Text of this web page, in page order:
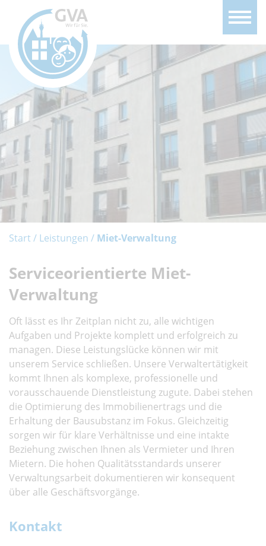
Start Leistungen Miet-Verwaltung
Serviceorientierte Miet-
Verwaltung
Oft lässt es Ihr Zeitplan nicht zu, alle wichtigen
Aufgaben und Projekte komplett und erfolgreich zu
managen. Diese Leistungslücke können wir mit
unserem Service schließen. Unsere Verwaltertätigkeit
kommt Ihnen als komplexe, professionelle und
vorausschauende Dienstleistung zugute. Dabei stehen
die Optimierung des Immobilienertrags und die
Erhaltung der Bausubstanz im Fokus. Gleichzeitig
sorgen wir für klare Verhältnisse und eine intakte
Beziehung zwischen Ihnen als Vermieter und Ihren
Mietern. Die hohen Qualitätsstandards unserer
Verwaltungsarbeit dokumentieren wir konsequent
über alle Geschäftsvorgänge.
Kontakt